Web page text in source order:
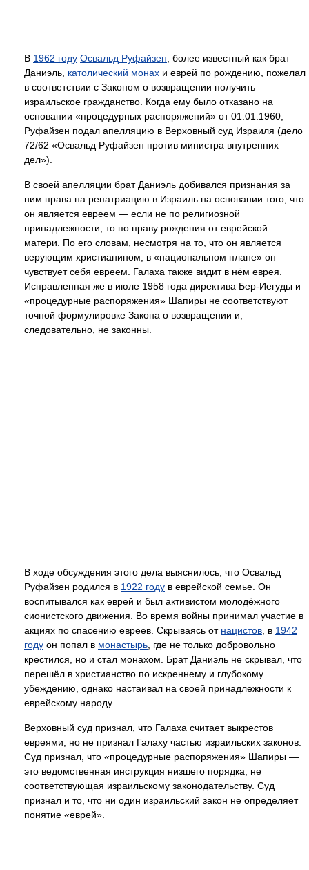
В 1962 году Освальд Руфайзен , более известный как брат
Даниэль, католический монах и еврей по рождению, пожелал
в соответствии с Законом о возвращении получить
израильское гражданство. Когда ему было отказано на
основании «процедурных распоряжений» от 01.01.1960,
Руфайзен подал апелляцию в Верховный суд Израиля (дело
72/62 «Освальд Руфайзен против министра внутренних
дел»).
В своей апелляции брат Даниэль добивался признания за
ним права на репатриацию в Израиль на основании того, что
он является евреем — если не по религиозной
принадлежности, то по праву рождения от еврейской
матери. По его словам, несмотря на то, что он является
верующим христианином, в «национальном плане» он
чувствует себя евреем. Галаха также видит в нём еврея.
Исправленная же в июле 1958 года директива Бер-Иегуды и
«процедурные распоряжения» Шапиры не соответствуют
точной формулировке Закона о возвращении и,
следовательно, не законны.
В ходе обсуждения этого дела выяснилось, что Освальд
Руфайзен родился в 1922 году в еврейской семье. Он
воспитывался как еврей и был активистом молодёжного
сионистского движения. Во время войны принимал участие в
акциях по спасению евреев. Скрываясь от нацистов , в 1942
году он попал в монастырь , где не только добровольно
крестился, но и стал монахом. Брат Даниэль не скрывал, что
перешёл в христианство по искреннему и глубокому
убеждению, однако настаивал на своей принадлежности к
еврейскому народу.
Верховный суд признал, что Галаха считает выкрестов
евреями, но не признал Галаху частью израильских законов.
Суд признал, что «процедурные распоряжения» Шапиры —
это ведомственная инструкция низшего порядка, не
соответствующая израильскому законодательству. Суд
признал и то, что ни один израильский закон не определяет
понятие «еврей».